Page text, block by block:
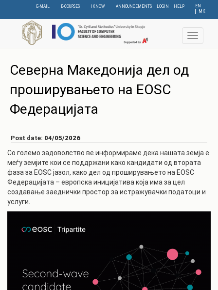
content
EN
МК
E-MAIL E-COURSES IKNOW ANNOUNCEMENTS LOGIN HELP
Toggle
Северна Македонија дел од
проширувањето на EOSC
Федерацијата
Post date: 04/05/2026
Со големо задоволство ве информираме дека нашата земја е
меѓу земјите кои се поддржани како кандидати од втората
фаза за EOSC јазол, како дел од проширувањето на EOSC
Федерацијата – европска иницијатива која има за цел
создавање заеднички простор за истражувачки податоци и
услуги.